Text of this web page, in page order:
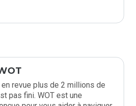
revue plus de 2 millions de
pas fini. WOT est une